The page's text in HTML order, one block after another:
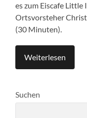
es zum Eiscafe
Ortsvorsteher
(30 Minuten).
Weiterlesen
Suchen